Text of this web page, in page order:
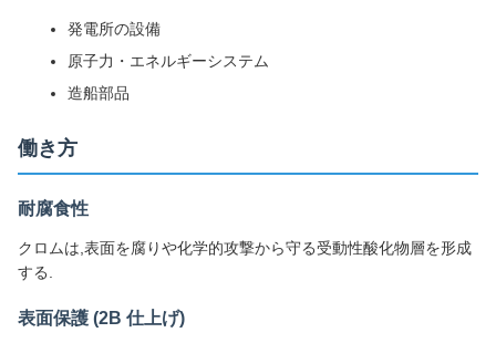
発電所の設備
原子力・エネルギーシステム
造船部品
働き方
耐腐食性
クロムは,表面を腐りや化学的攻撃から守る受動性酸化物層を形成
する.
表面保護 (2B 仕上げ)